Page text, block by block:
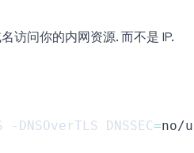
访问你的内网资源. 而不是 IP.
-DNSOverTLS DNSSEC=